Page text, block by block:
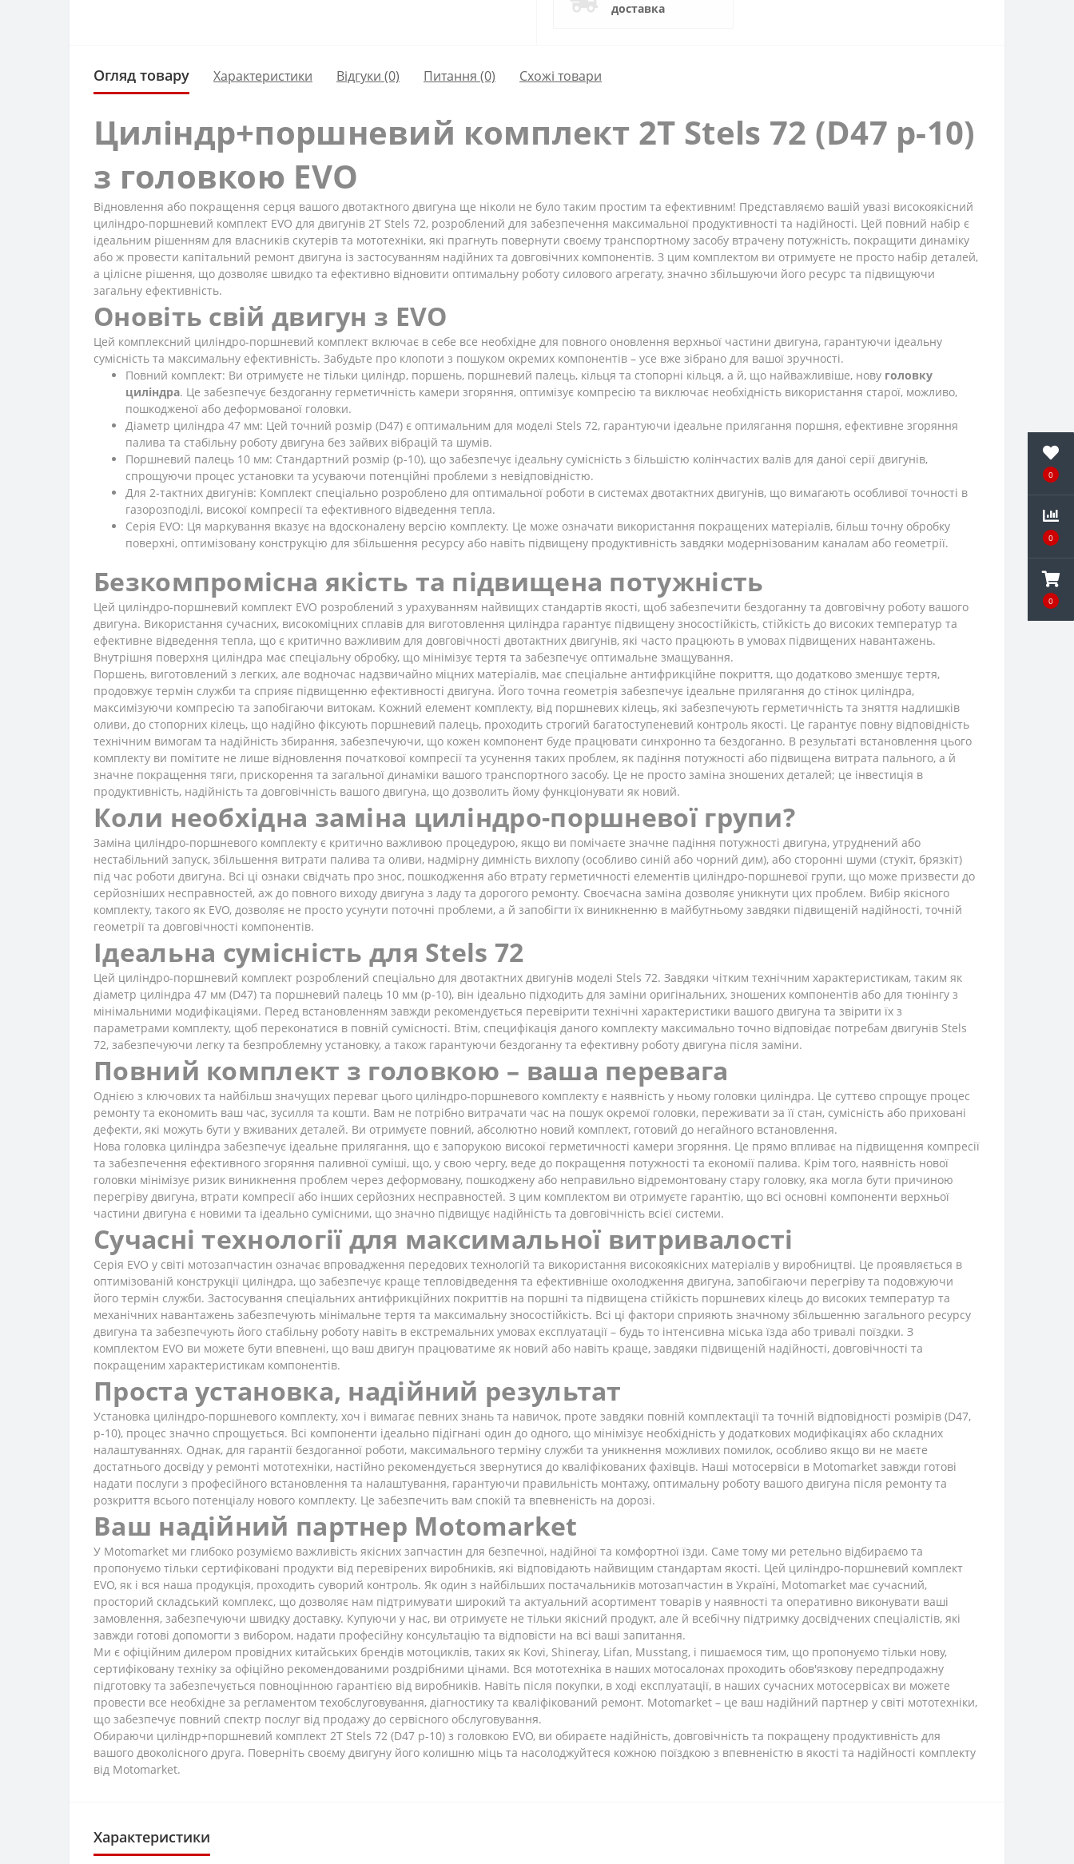
0
0
0
доставка
Огляд товару Характеристики Відгуки (0) Питання (0) Схожі товари
Циліндр+поршневий комплект 2T Stels 72 (D47 p-10)
з головкою EVO
Відновлення або покращення серця вашого двотактного двигуна ще ніколи не було таким простим та ефективним! Представляємо вашій увазі високоякісний
циліндро-поршневий комплект EVO для двигунів 2T Stels 72, розроблений для забезпечення максимальної продуктивності та надійності. Цей повний набір є
ідеальним рішенням для власників скутерів та мототехніки, які прагнуть повернути своєму транспортному засобу втрачену потужність, покращити динаміку
або ж провести капітальний ремонт двигуна із застосуванням надійних та довговічних компонентів. З цим комплектом ви отримуєте не просто набір деталей,
а цілісне рішення, що дозволяє швидко та ефективно відновити оптимальну роботу силового агрегату, значно збільшуючи його ресурс та підвищуючи
загальну ефективність.
Оновіть свій двигун з EVO
Цей комплексний циліндро-поршневий комплект включає в себе все необхідне для повного оновлення верхньої частини двигуна, гарантуючи ідеальну
сумісність та максимальну ефективність. Забудьте про клопоти з пошуком окремих компонентів – усе вже зібрано для вашої зручності.
Повний комплект: Ви отримуєте не тільки циліндр, поршень, поршневий палець, кільця та стопорні кільця, а й, що найважливіше, нову головку
циліндра. Це забезпечує бездоганну герметичність камери згоряння, оптимізує компресію та виключає необхідність використання старої, можливо,
пошкодженої або деформованої головки.
Діаметр циліндра 47 мм: Цей точний розмір (D47) є оптимальним для моделі Stels 72, гарантуючи ідеальне прилягання поршня, ефективне згоряння
палива та стабільну роботу двигуна без зайвих вібрацій та шумів.
Поршневий палець 10 мм: Стандартний розмір (p-10), що забезпечує ідеальну сумісність з більшістю колінчастих валів для даної серії двигунів,
спрощуючи процес установки та усуваючи потенційні проблеми з невідповідністю.
Для 2-тактних двигунів: Комплект спеціально розроблено для оптимальної роботи в системах двотактних двигунів, що вимагають особливої точності в
газорозподілі, високої компресії та ефективного відведення тепла.
Серія EVO: Ця маркування вказує на вдосконалену версію комплекту. Це може означати використання покращених матеріалів, більш точну обробку
поверхні, оптимізовану конструкцію для збільшення ресурсу або навіть підвищену продуктивність завдяки модернізованим каналам або геометрії.
Безкомпромісна якість та підвищена потужність
Цей циліндро-поршневий комплект EVO розроблений з урахуванням найвищих стандартів якості, щоб забезпечити бездоганну та довговічну роботу вашого
двигуна. Використання сучасних, високоміцних сплавів для виготовлення циліндра гарантує підвищену зносостійкість, стійкість до високих температур та
ефективне відведення тепла, що є критично важливим для довговічності двотактних двигунів, які часто працюють в умовах підвищених навантажень.
Внутрішня поверхня циліндра має спеціальну обробку, що мінімізує тертя та забезпечує оптимальне змащування.
Поршень, виготовлений з легких, але водночас надзвичайно міцних матеріалів, має спеціальне антифрикційне покриття, що додатково зменшує тертя,
продовжує термін служби та сприяє підвищенню ефективності двигуна. Його точна геометрія забезпечує ідеальне прилягання до стінок циліндра,
максимізуючи компресію та запобігаючи витокам. Кожний елемент комплекту, від поршневих кілець, які забезпечують герметичність та зняття надлишків
оливи, до стопорних кілець, що надійно фіксують поршневий палець, проходить строгий багатоступеневий контроль якості. Це гарантує повну відповідність
технічним вимогам та надійність збирання, забезпечуючи, що кожен компонент буде працювати синхронно та бездоганно. В результаті встановлення цього
комплекту ви помітите не лише відновлення початкової компресії та усунення таких проблем, як падіння потужності або підвищена витрата пального, а й
значне покращення тяги, прискорення та загальної динаміки вашого транспортного засобу. Це не просто заміна зношених деталей; це інвестиція в
продуктивність, надійність та довговічність вашого двигуна, що дозволить йому функціонувати як новий.
Коли необхідна заміна циліндро-поршневої групи?
Заміна циліндро-поршневого комплекту є критично важливою процедурою, якщо ви помічаєте значне падіння потужності двигуна, утруднений або
нестабільний запуск, збільшення витрати палива та оливи, надмірну димність вихлопу (особливо синій або чорний дим), або сторонні шуми (стукіт, брязкіт)
під час роботи двигуна. Всі ці ознаки свідчать про знос, пошкодження або втрату герметичності елементів циліндро-поршневої групи, що може призвести до
серйозніших несправностей, аж до повного виходу двигуна з ладу та дорогого ремонту. Своєчасна заміна дозволяє уникнути цих проблем. Вибір якісного
комплекту, такого як EVO, дозволяє не просто усунути поточні проблеми, а й запобігти їх виникненню в майбутньому завдяки підвищеній надійності, точній
геометрії та довговічності компонентів.
Ідеальна сумісність для Stels 72
Цей циліндро-поршневий комплект розроблений спеціально для двотактних двигунів моделі Stels 72. Завдяки чітким технічним характеристикам, таким як
діаметр циліндра 47 мм (D47) та поршневий палець 10 мм (p-10), він ідеально підходить для заміни оригінальних, зношених компонентів або для тюнінгу з
мінімальними модифікаціями. Перед встановленням завжди рекомендується перевірити технічні характеристики вашого двигуна та звірити їх з
параметрами комплекту, щоб переконатися в повній сумісності. Втім, специфікація даного комплекту максимально точно відповідає потребам двигунів Stels
72, забезпечуючи легку та безпроблемну установку, а також гарантуючи бездоганну та ефективну роботу двигуна після заміни.
Повний комплект з головкою – ваша перевага
Однією з ключових та найбільш значущих переваг цього циліндро-поршневого комплекту є наявність у ньому головки циліндра. Це суттєво спрощує процес
ремонту та економить ваш час, зусилля та кошти. Вам не потрібно витрачати час на пошук окремої головки, переживати за її стан, сумісність або приховані
дефекти, які можуть бути у вживаних деталей. Ви отримуєте повний, абсолютно новий комплект, готовий до негайного встановлення.
Нова головка циліндра забезпечує ідеальне прилягання, що є запорукою високої герметичності камери згоряння. Це прямо впливає на підвищення компресії
та забезпечення ефективного згоряння паливної суміші, що, у свою чергу, веде до покращення потужності та економії палива. Крім того, наявність нової
головки мінімізує ризик виникнення проблем через деформовану, пошкоджену або неправильно відремонтовану стару головку, яка могла бути причиною
перегріву двигуна, втрати компресії або інших серйозних несправностей. З цим комплектом ви отримуєте гарантію, що всі основні компоненти верхньої
частини двигуна є новими та ідеально сумісними, що значно підвищує надійність та довговічність всієї системи.
Сучасні технології для максимальної витривалості
Серія EVO у світі мотозапчастин означає впровадження передових технологій та використання високоякісних матеріалів у виробництві. Це проявляється в
оптимізованій конструкції циліндра, що забезпечує краще тепловідведення та ефективніше охолодження двигуна, запобігаючи перегріву та подовжуючи
його термін служби. Застосування спеціальних антифрикційних покриттів на поршні та підвищена стійкість поршневих кілець до високих температур та
механічних навантажень забезпечують мінімальне тертя та максимальну зносостійкість. Всі ці фактори сприяють значному збільшенню загального ресурсу
двигуна та забезпечують його стабільну роботу навіть в екстремальних умовах експлуатації – будь то інтенсивна міська їзда або тривалі поїздки. З
комплектом EVO ви можете бути впевнені, що ваш двигун працюватиме як новий або навіть краще, завдяки підвищеній надійності, довговічності та
покращеним характеристикам компонентів.
Проста установка, надійний результат
Установка циліндро-поршневого комплекту, хоч і вимагає певних знань та навичок, проте завдяки повній комплектації та точній відповідності розмірів (D47,
p-10), процес значно спрощується. Всі компоненти ідеально підігнані один до одного, що мінімізує необхідність у додаткових модифікаціях або складних
налаштуваннях. Однак, для гарантії бездоганної роботи, максимального терміну служби та уникнення можливих помилок, особливо якщо ви не маєте
достатнього досвіду у ремонті мототехніки, настійно рекомендується звернутися до кваліфікованих фахівців. Наші мотосервіси в Motomarket завжди готові
надати послуги з професійного встановлення та налаштування, гарантуючи правильність монтажу, оптимальну роботу вашого двигуна після ремонту та
розкриття всього потенціалу нового комплекту. Це забезпечить вам спокій та впевненість на дорозі.
Ваш надійний партнер Motomarket
У Motomarket ми глибоко розуміємо важливість якісних запчастин для безпечної, надійної та комфортної їзди. Саме тому ми ретельно відбираємо та
пропонуємо тільки сертифіковані продукти від перевірених виробників, які відповідають найвищим стандартам якості. Цей циліндро-поршневий комплект
EVO, як і вся наша продукція, проходить суворий контроль. Як один з найбільших постачальників мотозапчастин в Україні, Motomarket має сучасний,
просторий складський комплекс, що дозволяє нам підтримувати широкий та актуальний асортимент товарів у наявності та оперативно виконувати ваші
замовлення, забезпечуючи швидку доставку. Купуючи у нас, ви отримуєте не тільки якісний продукт, але й всебічну підтримку досвідчених спеціалістів, які
завжди готові допомогти з вибором, надати професійну консультацію та відповісти на всі ваші запитання.
Ми є офіційним дилером провідних китайських брендів мотоциклів, таких як Kovi, Shineray, Lifan, Musstang, і пишаємося тим, що пропонуємо тільки нову,
сертифіковану техніку за офіційно рекомендованими роздрібними цінами. Вся мототехніка в наших мотосалонах проходить обов'язкову передпродажну
підготовку та забезпечується повноцінною гарантією від виробників. Навіть після покупки, в ході експлуатації, в наших сучасних мотосервісах ви можете
провести все необхідне за регламентом техобслуговування, діагностику та кваліфікований ремонт. Motomarket – це ваш надійний партнер у світі мототехніки,
що забезпечує повний спектр послуг від продажу до сервісного обслуговування.
Обираючи циліндр+поршневий комплект 2T Stels 72 (D47 p-10) з головкою EVO, ви обираєте надійність, довговічність та покращену продуктивність для
вашого двоколісного друга. Поверніть своєму двигуну його колишню міць та насолоджуйтеся кожною поїздкою з впевненістю в якості та надійності комплекту
від Motomarket.
Характеристики